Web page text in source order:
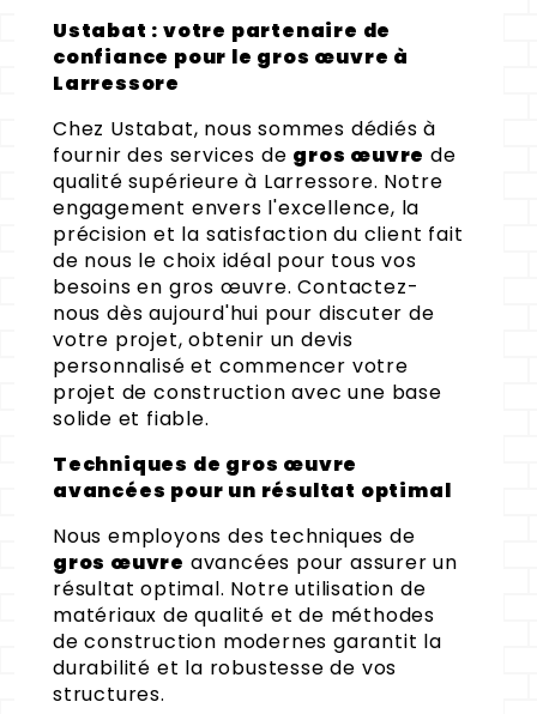
Ustabat : votre partenaire de
confiance pour le gros œuvre à
Larressore
Chez Ustabat, nous sommes dédiés à
fournir des services de gros œuvre de
qualité supérieure à Larressore. Notre
engagement envers l'excellence, la
précision et la satisfaction du client fait
de nous le choix idéal pour tous vos
besoins en gros œuvre. Contactez-
nous dès aujourd'hui pour discuter de
votre projet, obtenir un devis
personnalisé et commencer votre
projet de construction avec une base
solide et fiable.
Techniques de gros œuvre
avancées pour un résultat optimal
Nous employons des techniques de
gros œuvre avancées pour assurer un
résultat optimal. Notre utilisation de
matériaux de qualité et de méthodes
de construction modernes garantit la
durabilité et la robustesse de vos
structures.